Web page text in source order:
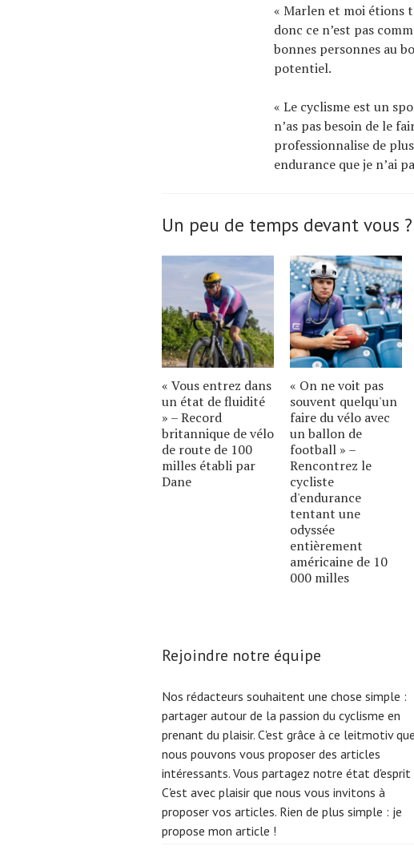
« Marlen et moi étions
donc ce n’est pas
bonnes personnes au
potentiel.
« Le cyclisme est un
n’as pas besoin de le
professionnalise de
endurance que je n’ai
Un peu de temps devant vous ?
« Vous entrez dans
un état de fluidité
» – Record
britannique de vélo
de route de 100
milles établi par
Dane
« On ne voit pas
souvent quelqu'un
faire du vélo avec
un ballon de
football » –
Rencontrez le
cycliste
d'endurance
tentant une
odyssée
entièrement
américaine de 10
000 milles
Rejoindre notre équipe
Nos rédacteurs souhaitent une chose simple :
partager autour de la passion du cyclisme en
prenant du plaisir. C'est grâce à ce leitmotiv que
nous pouvons vous proposer des articles
intéressants. Vous partagez notre état d'esprit
C'est avec plaisir que nous vous invitons à
proposer vos articles. Rien de plus simple : je
propose mon article !